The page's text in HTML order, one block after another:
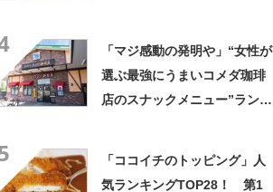
「マジ感動の発明や」“女性が
選ぶ最強にうまいコメダ珈琲
店のスナックメニュー”ランキ
「ココイチのトッピング」人
気ランキングTOP28！ 第1